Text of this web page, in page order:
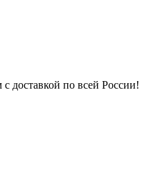
доставкой по всей России!